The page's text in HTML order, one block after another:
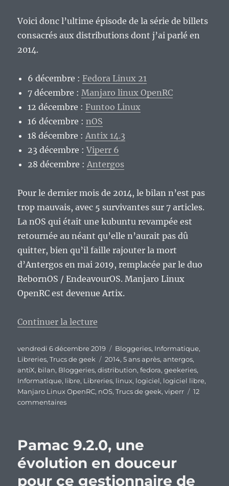
qu’on
peut
l’idiotie
l’inutilité…
Voici donc l’ultime épisode de la série de billets
consacrés aux distributions dont j’ai parlé en
2014.
6 décembre :Fedora Linux 21
7 décembre :Manjaro linux OpenRC
12 décembre :Funtoo Linux
16 décembre :nOS
18 décembre :Antix 14.3
23 décembre :Viperr 6
28 décembre :Antergos
Pour le dernier mois de 2014, le bilan n’est pas
trop mauvais, avec 5 survivantes sur 7 articles.
La nOS qui était une kubuntu revampée est
retournée au néant qu’elle n’aurait pas dû
quitter, bien qu’il faille rajouter la mort
d’Antergos en mai 2019, remplacée par le duo
RebornOS / EndeavourOS. Manjaro Linux
OpenRC est devenue Artix.
Continuer la lecture
Publié
le
vendredi 6 décembre 2019 Catégories
Bloggeries, Informatique,
Libreries,Trucs de geek Étiquettes
2014,5 ans après,antergos,
antiX, bilan, Bloggeries,distribution,fedora,geekeries,
Informatique, libre, Libreries, linux, logiciel, logiciel libre,
Manjaro Linux OpenRC, nOS,Trucs de geek,viperr
12
commentairessur
les
distributions
GNU/Linux
de
Pamac 9.2.0, une
évolution en douceur
pour ce gestionnaire de